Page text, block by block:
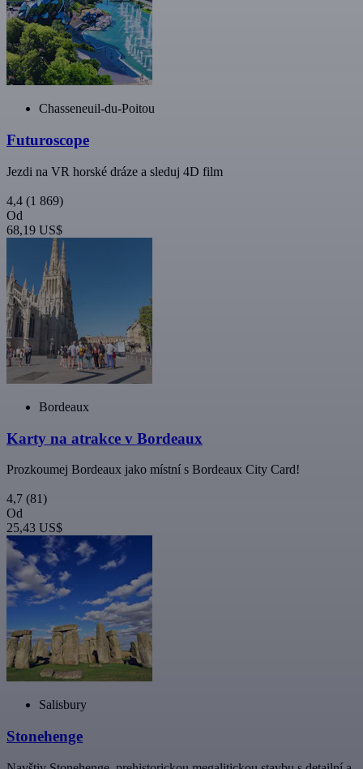
Chasseneuil-du-Poitou
Futuroscope
Jezdi na VR horské dráze a sleduj 4D film
4,4 (1 869)
Od
68,19 US$
Bordeaux
Karty na atrakce v Bordeaux
Prozkoumej Bordeaux jako místní s Bordeaux City Card!
4,7 (81)
Od
25,43 US$
Salisbury
Stonehenge